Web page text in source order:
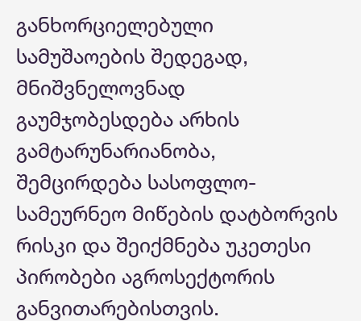
განხორციელებული
სამუშაოების შედეგად,
მნიშვნელოვნად
გაუმჯობესდება არხის
გამტარუნარიანობა,
შემცირდება სასოფლო-
სამეურნეო მიწების დატბორვის
რისკი და შეიქმნება უკეთესი
პირობები აგროსექტორის
განვითარებისთვის.